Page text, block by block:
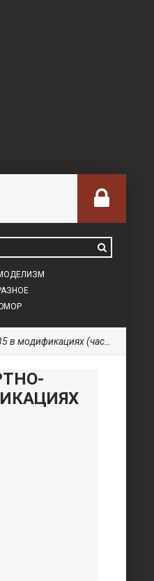
(часть 1)